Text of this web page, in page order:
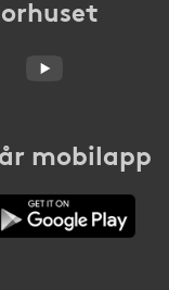
mobilapp